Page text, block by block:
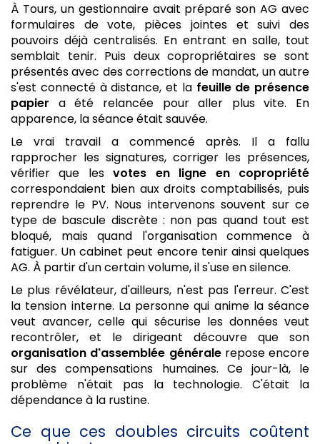
À Tours, un gestionnaire avait préparé son AG avec
formulaires de vote, pièces jointes et suivi des
pouvoirs déjà centralisés. En entrant en salle, tout
semblait tenir. Puis deux copropriétaires se sont
présentés avec des corrections de mandat, un autre
s'est connecté à distance, et la feuille de présence
papier a été relancée pour aller plus vite. En
apparence, la séance était sauvée.
Le vrai travail a commencé après. Il a fallu
rapprocher les signatures, corriger les présences,
vérifier que lesvotes en ligne en copropriété
correspondaient bien aux droits comptabilisés, puis
reprendre le PV. Nous intervenons souvent sur ce
type de bascule discrète : non pas quand tout est
bloqué, mais quand l'organisation commence à
fatiguer. Un cabinet peut encore tenir ainsi quelques
AG. À partir d'un certain volume, il s'use en silence.
Le plus révélateur, d'ailleurs, n'est pas l'erreur. C'est
la tension interne. La personne qui anime la séance
veut avancer, celle qui sécurise les données veut
recontrôler, et le dirigeant découvre que son
organisation d'assemblée généralerepose encore
sur des compensations humaines. Ce jour-là, le
problème n'était pas la technologie. C'était la
dépendance à la rustine.
Ce que ces doubles circuits coûtent